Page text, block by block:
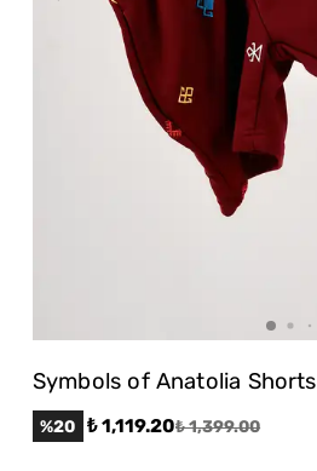
Symbols of Anatolia Shorts
%20 ₺ 1,119.20₺ 1,399.00